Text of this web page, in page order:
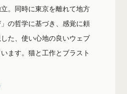
。同時に東京を離れて地方
の哲学に基づき、感覚に頼
た、使い心地の良いウェブ
ます。猫と工作とブラスト